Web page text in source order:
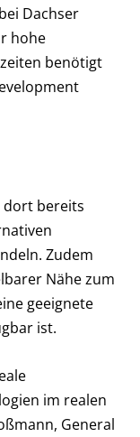
Dachser
hohe
benötigt
dort bereits
Zudem
Nähe zum
geeignete
ist.
im realen
General